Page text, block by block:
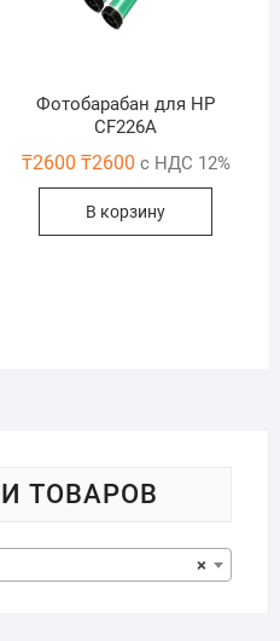
Фотобарабан для HP
CF226A
₸2600 ₸2600 с НДС 12%
В корзину
ТОВАРОВ
×